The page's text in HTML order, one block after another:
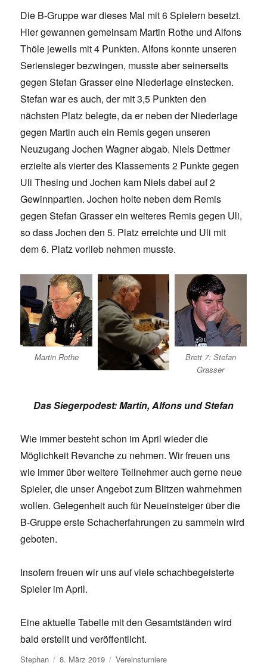
Die B-Gruppe war dieses Mal mit 6 Spielern besetzt.
Hier gewannen gemeinsam Martin Rothe und Alfons
Thöle jeweils mit 4 Punkten. Alfons konnte unseren
Seriensieger bezwingen, musste aber seinerseits
gegen Stefan Grasser eine Niederlage einstecken.
Stefan war es auch, der mit 3,5 Punkten den
nächsten Platz belegte, da er neben der Niederlage
gegen Martin auch ein Remis gegen unseren
Neuzugang Jochen Wagner abgab. Niels Dettmer
erzielte als vierter des Klassements 2 Punkte gegen
Uli Thesing und Jochen kam Niels dabei auf 2
Gewinnpartien. Jochen holte neben dem Remis
gegen Stefan Grasser ein weiteres Remis gegen Uli,
so dass Jochen den 5. Platz erreichte und Uli mit
dem 6. Platz vorlieb nehmen musste.
Martin Rothe
Brett 7: Stefan
Grasser
Das Siegerpodest: Martin, Alfons und Stefan
Wie immer besteht schon im April wieder die
Möglichkeit Revanche zu nehmen. Wir freuen uns
wie immer über weitere Teilnehmer auch gerne neue
Spieler, die unser Angebot zum Blitzen wahrnehmen
wollen. Gelegenheit auch für Neueinsteiger über die
B-Gruppe erste Schacherfahrungen zu sammeln wird
geboten.
Insofern freuen wir uns auf viele schachbegeisterte
Spieler im April.
Eine aktuelle Tabelle mit den Gesamtständen wird
bald erstellt und veröffentlicht.
Autor
Stephan Veröffentlicht
8. März 2019 Kategorien
Vereinsturniere